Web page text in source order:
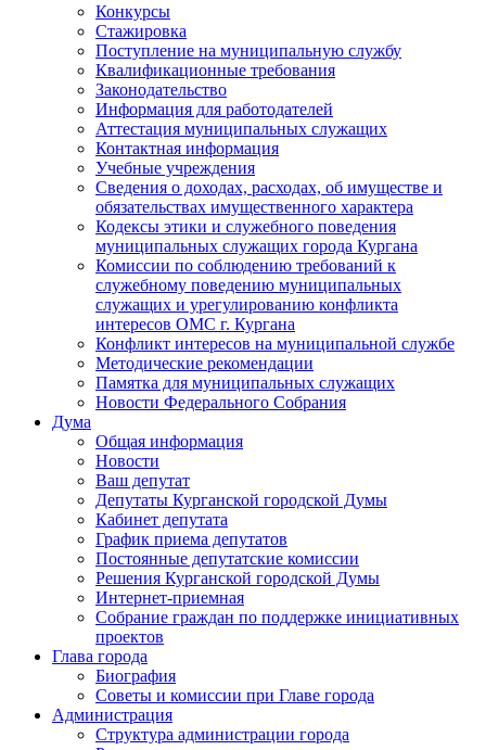
Конкурсы
Стажировка
Поступление на муниципальную службу
Квалификационные требования
Законодательство
Информация для работодателей
Аттестация муниципальных служащих
Контактная информация
Учебные учреждения
Сведения о доходах, расходах, об имуществе и
обязательствах имущественного характера
Кодексы этики и служебного поведения
муниципальных служащих города Кургана
Комиссии по соблюдению требований к
служебному поведению муниципальных
служащих и урегулированию конфликта
интересов ОМС г. Кургана
Конфликт интересов на муниципальной службе
Методические рекомендации
Памятка для муниципальных служащих
Новости Федерального Cобрания
Дума
Общая информация
Новости
Ваш депутат
Депутаты Курганской городской Думы
Кабинет депутата
График приема депутатов
Постоянные депутатские комиссии
Решения Курганской городской Думы
Интернет-приемная
Собрание граждан по поддержке инициативных
проектов
Глава города
Биография
Советы и комиссии при Главе города
Администрация
Структура администрации города